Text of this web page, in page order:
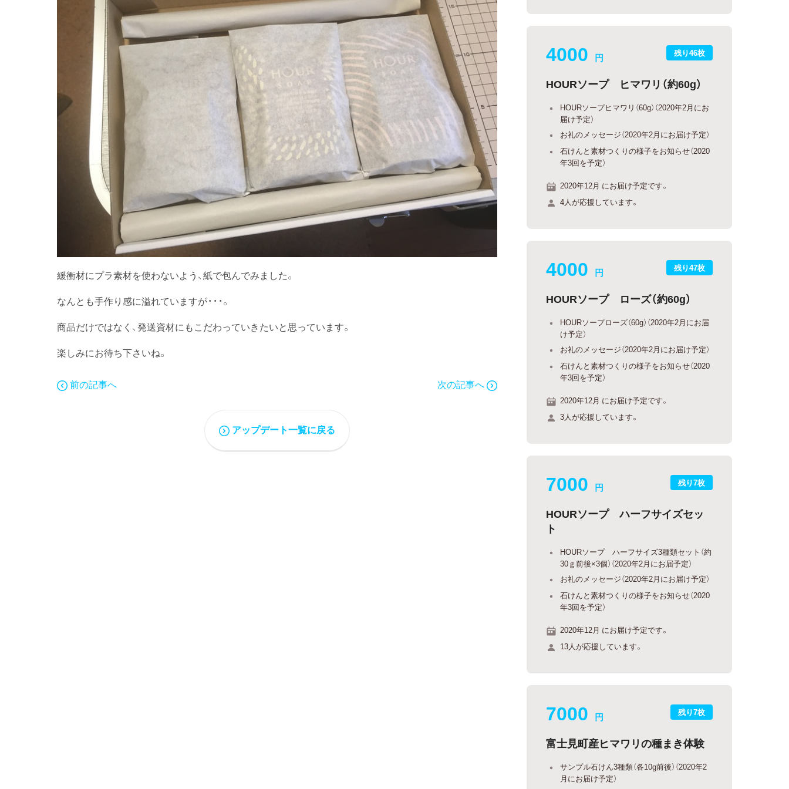
緩衝材にプラ素材を使わないよう、紙で包んでみました。
なんとも手作り感に溢れていますが・・・。
商品だけではなく、発送資材にもこだわっていきたいと思っています。
楽しみにお待ち下さいね。
前の記事へ 次の記事へ
アップデート一覧に戻る
残り46枚
4000 円
HOURソープ ヒマワリ（約60g）
HOURソープヒマワリ（60g）（2020年2月にお
届け予定）
お礼のメッセージ（2020年2月にお届け予定）
石けんと素材つくりの様子をお知らせ（2020
年3回を予定）
2020年12月 にお届け予定です。
4人が応援しています。
残り47枚
4000 円
HOURソープ ローズ（約60g）
HOURソープローズ（60g）（2020年2月にお届
け予定）
お礼のメッセージ（2020年2月にお届け予定）
石けんと素材つくりの様子をお知らせ（2020
年3回を予定）
2020年12月 にお届け予定です。
3人が応援しています。
残り7枚
7000 円
HOURソープ ハーフサイズセッ
ト
HOURソープ ハーフサイズ3種類セット（約
30ｇ前後×3個）（2020年2月にお届予定）
お礼のメッセージ（2020年2月にお届け予定）
石けんと素材つくりの様子をお知らせ（2020
年3回を予定）
2020年12月 にお届け予定です。
13人が応援しています。
残り7枚
7000 円
富士見町産ヒマワリの種まき体験
サンプル石けん3種類（各10g前後）（2020年2
月にお届け予定）